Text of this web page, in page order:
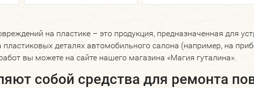
на пластике – это продукция, предназначенная для
пластиковых деталях автомобильного салона (например, на
вы можете на сайте нашего магазина «Магия гуталина».
собой средства для ремонта